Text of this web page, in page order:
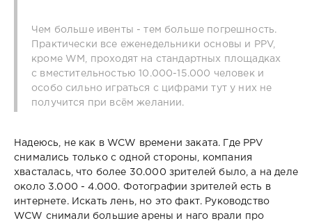
Чем больше ивенты - тем больше погрешность.
Практически все еженедельники основы и PPV,
кроме WM, проходят на стандартных площадках
с вместительностью 10.000-15.000 человек и
особо сильно играться с цифрами тут у них не
получится при всём желании.
Надеюсь, не как в WCW времени заката. Где PPV
снимались только с одной стороны, компания
хвасталась, что более 30.000 зрителей было, а на деле
около 3.000 - 4.000. Фотографии зрителей есть в
интернете. Искать лень, но это факт. Руководство
WCW снимали большие арены и наго врали про